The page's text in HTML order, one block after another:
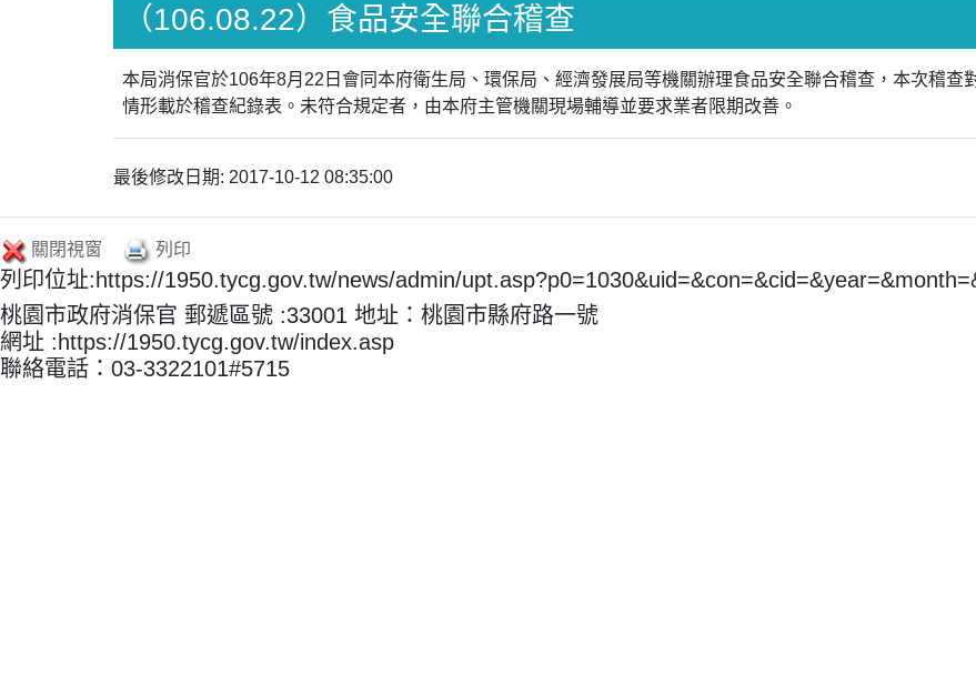
（106.08.22）食品安全聯合稽查
本局消保官於106年8月22日會同本府衛生局、環保局、經濟發展局等機關辦理食品安全聯合稽查，本次稽
情形載於稽查紀錄表。未符合規定者，由本府主管機關現場輔導並要求業者限期改善。
最後修改日期: 2017-10-12 08:35:00
關閉視窗 列印
列印位址:https://1950.tycg.gov.tw/news/admin/
桃園市政府消保官 郵遞區號 :33001 地址：桃園市縣府路一號
網址 :https://1950.tycg.gov.tw/index.asp
聯絡電話：03-3322101#5715